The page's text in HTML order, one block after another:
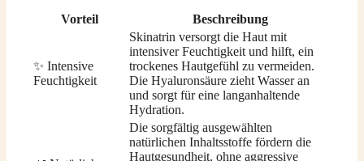
Vorteil Beschreibung
✨ Intensive
Feuchtigkeit
Skinatrin versorgt die Haut mit
intensiver Feuchtigkeit und hilft, ein
trockenes Hautgefühl zu vermeiden.
Die Hyaluronsäure zieht Wasser an
und sorgt für eine langanhaltende
Hydration.
Die sorgfältig ausgewählten
natürlichen Inhaltsstoffe fördern die
Hautgesundheit, ohne aggressive